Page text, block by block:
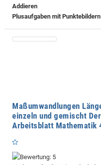
Addieren
Plusaufgaben mit
Maßumwandlungen
einzeln und gemischt
Arbeitsblatt Mathematik